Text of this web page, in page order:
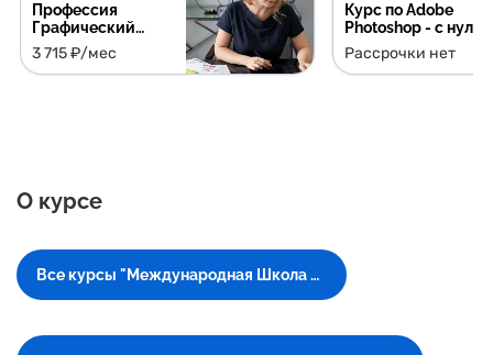
Профессия
Графический
дизайнер + 5
курсов в подарок
3 715 ₽/мес
Курс по Adobe
Photoshop - с нуля
до результата
Рассрочки нет
О курсе
Все курсы "Международная Школа Профессий"